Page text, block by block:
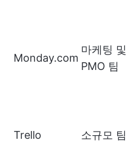
Monday.com
마케팅 및
PMO 팀
Trello 소규모 팀